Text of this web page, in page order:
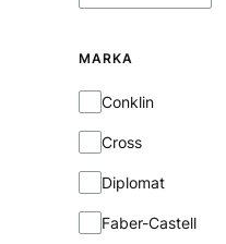
MARKA
Marka
Conklin
Cross
Diplomat
Faber-Castell